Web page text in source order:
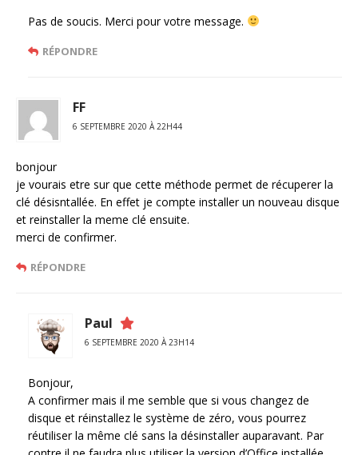
Pas de soucis. Merci pour votre message.
RÉPONDRE
FF
6 SEPTEMBRE 2020 À 22H44
bonjour
je vourais etre sur que cette méthode permet de récuperer la
clé désisntallée. En effet je compte installer un nouveau disque
et reinstaller la meme clé ensuite.
merci de confirmer.
RÉPONDRE
Paul
6 SEPTEMBRE 2020 À 23H14
Bonjour,
A confirmer mais il me semble que si vous changez de
disque et réinstallez le système de zéro, vous pourrez
réutiliser la même clé sans la désinstaller auparavant. Par